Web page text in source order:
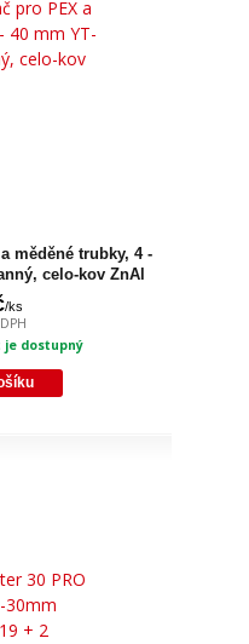
měděné trubky, 4 -
celo-kov ZnAl
/ks
je dostupný